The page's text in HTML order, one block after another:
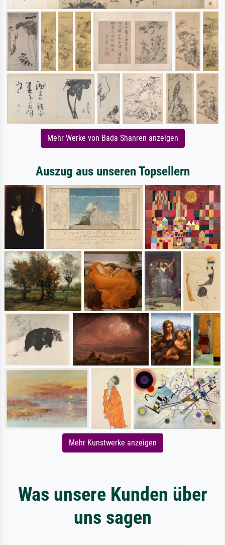
Mehr Werke von Bada Shanren anzeigen
Auszug aus unseren Topsellern
Mehr Kunstwerke anzeigen
Was unsere Kunden über
uns sagen